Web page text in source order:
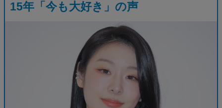
15年「今も大好き」の声